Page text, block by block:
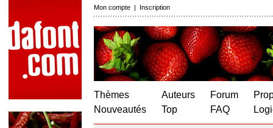
Mon compte | Inscription
Thèmes
Nouveautés
Auteurs
Top
Forum
FAQ